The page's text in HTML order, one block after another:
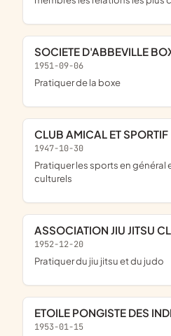
SOCIETE D'ABBEVILLE
1951-09-06
pratiquer de la boxe
CLUB AMICAL ET SPORTIF
1947-10-30
pratiquer les sports en général et divertissements
culturels
ASSOCIATION JIU JITSU
1952-12-20
pratiquer du jiu jitsu et du judo
ETOILE PONGISTE DES
1953-01-15